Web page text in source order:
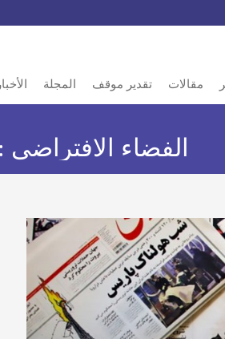
مقالات تقدير موقف المجلة الأخبار
الفضاء الافتراضي